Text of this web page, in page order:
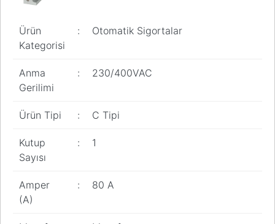
Ürün
Kategorisi
: Otomatik Sigortalar
Anma
Gerilimi
: 230/400VAC
Ürün Tipi : C Tipi
Kutup
Sayısı
: 1
Amper
(A)
: 80 A